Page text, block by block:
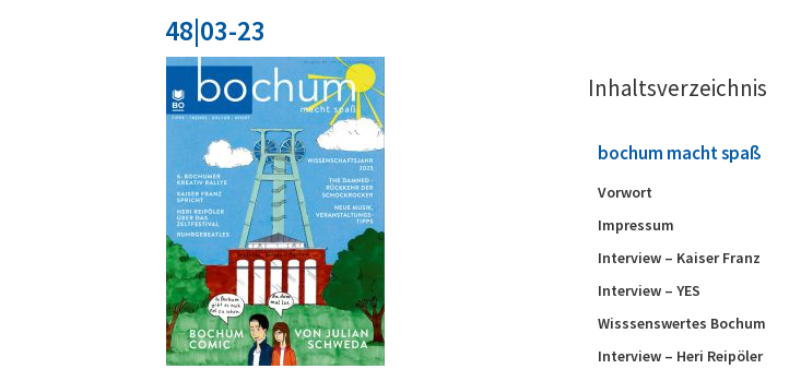
48|03-23
Inhaltsverzeichnis
bochum macht spaß
Vorwort
Impressum
Interview – Kaiser Franz
Interview – YES
Wisssenswertes Bochum
Interview – Heri Reipöler